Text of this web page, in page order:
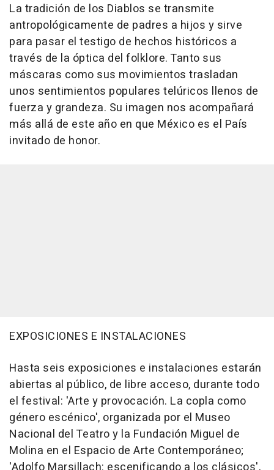
La tradición de los Diablos se transmite
antropológicamente de padres a hijos y sirve
para pasar el testigo de hechos históricos a
través de la óptica del folklore. Tanto sus
máscaras como sus movimientos trasladan
unos sentimientos populares telúricos llenos de
fuerza y grandeza. Su imagen nos acompañará
más allá de este año en que México es el País
invitado de honor.
EXPOSICIONES E INSTALACIONES
Hasta seis exposiciones e instalaciones estarán
abiertas al público, de libre acceso, durante todo
el festival: 'Arte y provocación. La copla como
género escénico', organizada por el Museo
Nacional del Teatro y la Fundación Miguel de
Molina en el Espacio de Arte Contemporáneo;